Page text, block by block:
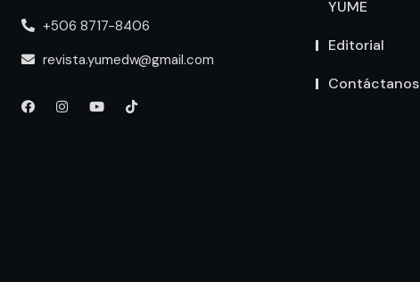
+506 8717-8406
revista.yumedw@gmail.com
YUME
Editorial
Contáctanos